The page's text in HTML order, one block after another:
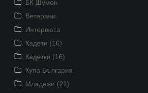
БК Шумен
Ветерани
Интервюта
Кадети (16)
Кадетки (16)
Купа България
Младежи (21)